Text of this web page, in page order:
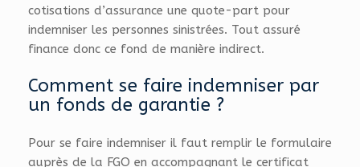
cotisations d’assurance une quote-part pour
indemniser les personnes sinistrées. Tout assuré
finance donc ce fond de manière indirect.
Comment se faire indemniser par
un fonds de garantie ?
Pour se faire indemniser il faut remplir le formulaire
auprès de la FGO en accompagnant le certificat